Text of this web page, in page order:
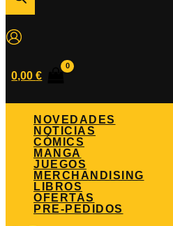
0,00€
NOVEDADES
NOTICIAS
CÓMICS
MANGA
JUEGOS
MERCHANDISING
LIBROS
OFERTAS
PRE-PEDIDOS